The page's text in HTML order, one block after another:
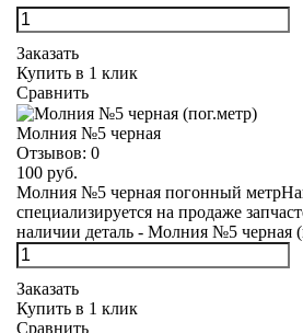
Заказать
Купить в 1 клик
Сравнить
Молния №5 черная
Отзывов: 0
100 руб.
Молния №5 черная погонный
специализируется на продаже
наличии деталь - Молния №5 черная
Заказать
Купить в 1 клик
Сравнить